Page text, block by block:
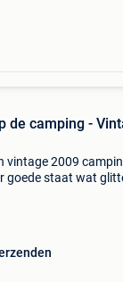
de camping -
vintage 2009
goede staat wat